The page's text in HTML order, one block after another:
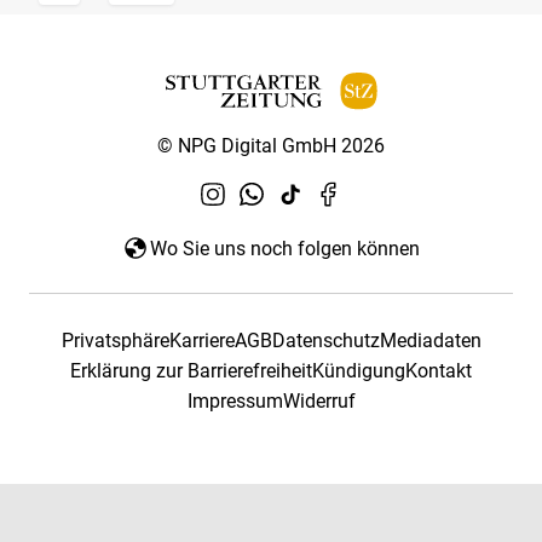
© NPG Digital GmbH 2026
Wo Sie uns noch folgen können
PrivatsphäreKarriereAGBDatenschutzMediadaten
Erklärung zur BarrierefreiheitKündigungKontakt
ImpressumWiderruf